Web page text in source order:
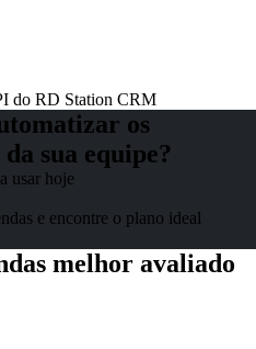
do RD Station CRM
os
sua equipe?
usar hoje
e encontre o plano ideal
melhor avaliado